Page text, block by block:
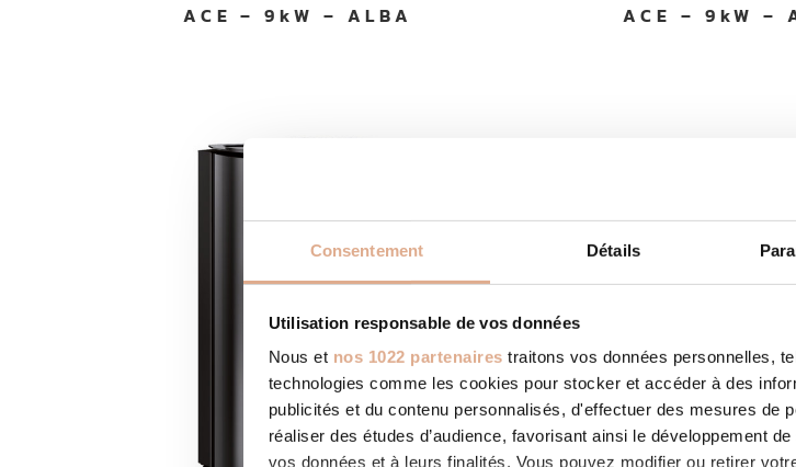
Consentement Détails
Utilisation responsable de vos données
Nous et nos 1022 partenaires traitons vos données personnelles,
technologies comme les cookies pour stocker et accéder à des
publicités et du contenu personnalisés, d'effectuer des mesures de
réaliser des études d’audience, favorisant ainsi le développement
vos données et à leurs finalités. Vous pouvez modifier ou retirer
ACE – 9kW – ALBA ACE – 9kW –